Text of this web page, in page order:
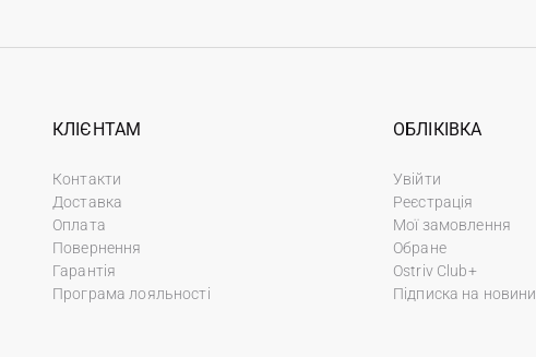
КЛІЄНТАМ
Контакти
Доставка
Оплата
Повернення
Гарантія
Програма лояльності
ОБЛІКІВКА
Увійти
Реєстрація
Мої замовлення
Обране
Ostriv Club+
Підписка на новини